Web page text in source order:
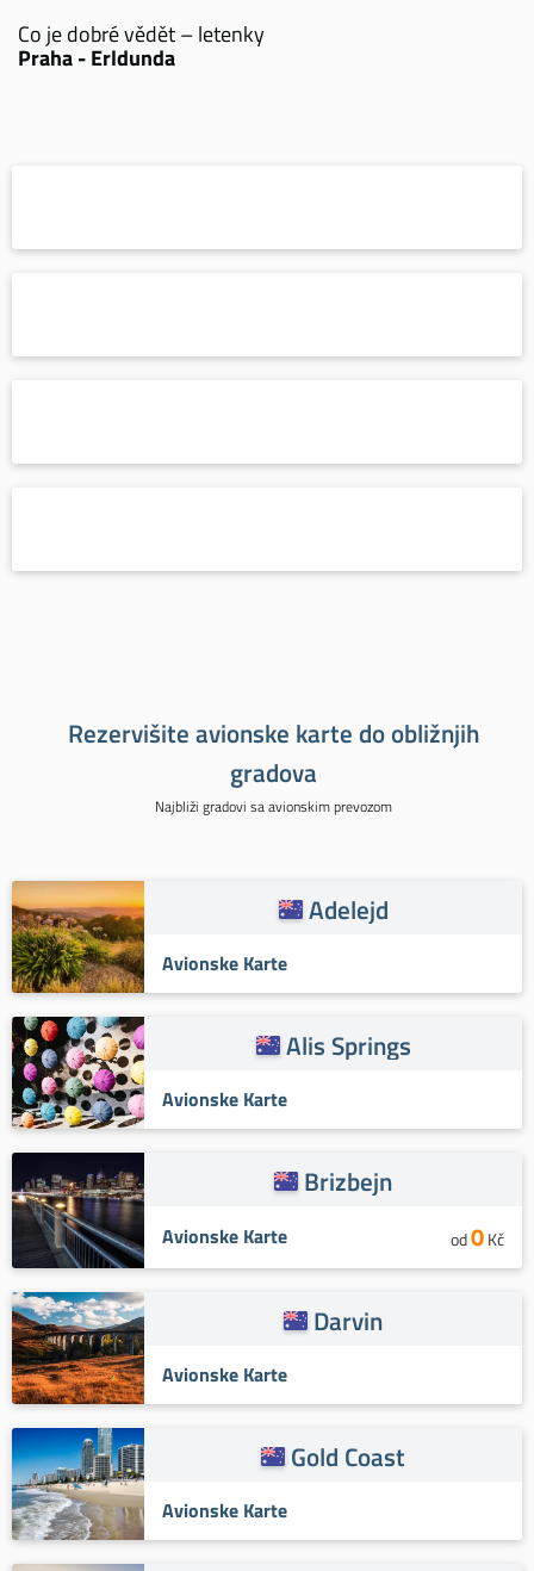
Co je dobré vědět – letenky
Praha - Erldunda
Rezervišite avionske karte do obližnjih
gradova
Najbliži gradovi sa avionskim prevozom
Adelejd
Avionske Karte
Alis Springs
Avionske Karte
Brizbejn
Avionske Karte od0Kč
Darvin
Avionske Karte
Gold Coast
Avionske Karte